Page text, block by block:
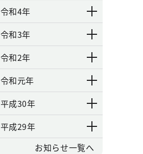
令和4年
令和3年
令和2年
令和元年
平成30年
平成29年
お知らせ一覧へ